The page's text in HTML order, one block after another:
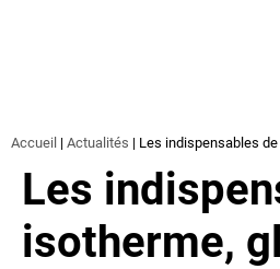
Accueil | Actualités | Les indispensables
Les
isotherme,